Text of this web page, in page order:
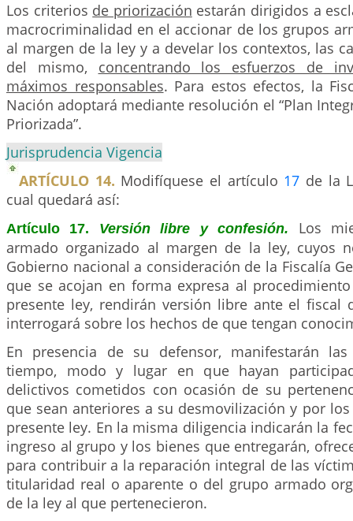
Los criterios de priorización estarán dirigidos a
macrocriminalidad en el accionar de los grupos
al margen de la ley y a develar los contextos, las
del mismo, concentrando los esfuerzos de
máximos responsables. Para estos efectos, la
Nación adoptará mediante resolución el “Plan
Priorizada”.
Jurisprudencia Vigencia
ARTÍCULO 14. Modifíquese el artículo 17 de la
cual quedará así:
Artículo 17. Versión libre y confesión. Los
armado organizado al margen de la ley, cuyos
Gobierno nacional a consideración de la Fiscalía
que se acojan en forma expresa al
presente ley, rendirán versión libre ante el fiscal
interrogará sobre los hechos de que tengan
En presencia de su defensor, manifestarán
tiempo, modo y lugar en que hayan
delictivos cometidos con ocasión de su
que sean anteriores a su desmovilización y por
presente ley. En la misma diligencia indicarán la
ingreso al grupo y los bienes que entregarán,
para contribuir a la reparación integral de las
titularidad real o aparente o del grupo armado
de la ley al que pertenecieron.